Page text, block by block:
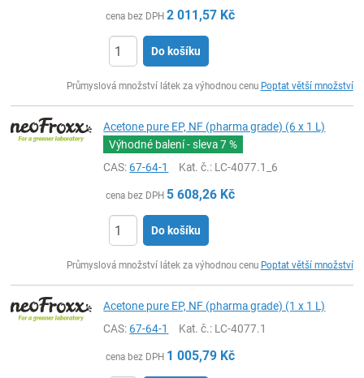
cena bez DPH 2 011,57 Kč
Do košíku
Průmyslová množství látek za výhodnou cenu Poptat větší množství
Acetone pure EP, NF (pharma grade) (6 x 1 L)
Výhodné balení - sleva7 %
CAS:67-64-1 Kat. č.: LC-4077.1_6
cena bez DPH 5 608,26 Kč
Do košíku
Průmyslová množství látek za výhodnou cenu Poptat větší množství
Acetone pure EP, NF (pharma grade) (1 x 1 L)
CAS:67-64-1 Kat. č.: LC-4077.1
cena bez DPH 1 005,79 Kč